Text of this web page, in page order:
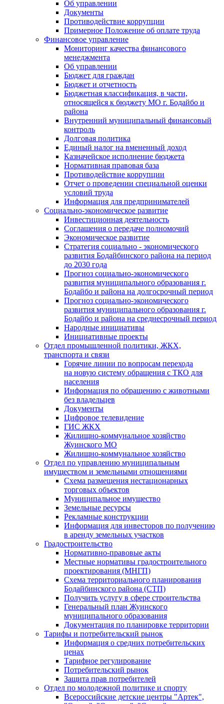
Об управлении
Документы
Противодействие коррупции
Примерное Положение об оплате труда
Финансовое управление
Мониторинг качества финансового
менеджмента
Об управлении
Бюджет для граждан
Бюджет и отчетность
Бюджетная классификация, в части,
относящейся к бюджету МО г. Бодайбо и
района
Внутренний муниципальный финансовый
контроль
Долговая политика
Единый налог на вмененный доход
Казначейское исполнение бюджета
Нормативная правовая база
Противодействие коррупции
Отчет о проведении специальной оценки
условий труда
Информация для предпринимателей
Социально-экономическое развитие
Инвестиционная деятельность
Соглашения о передаче полномочий
Экономическое развитие
Стратегия социально - экономического
развития Бодайбинского района на период
до 2030 года
Прогноз социально-экономического
развития муниципального образования г.
Бодайбо и района на долгосрочный период
Прогноз социально-экономического
развития муниципального образования г.
Бодайбо и района на среднесрочный период
Народные инициативы
Инициативные проекты
Отдел промышленной политики, ЖКХ,
транспорта и связи
Горячие линии по вопросам перехода
на новую систему обращения с ТКО для
населения
Информация по обращению с животными
без владельцев
Документы
Цифровое телевидение
ГИС ЖКХ
Жилищно-коммунальное хозяйство
Жуинского МО
Жилищно-коммунальное хозяйство
Отдел по управлению муниципальным
имуществом и земельными отношениями
Схема размещения нестационарных
торговых объектов
Муниципальное имущество
Земельные ресурсы
Рекламные конструкции
Информация для инвесторов по получению
в аренду земельных участков
Градостроительство
Нормативно-правовые акты
Местные нормативы градостроительного
проектирования (МНГП)
Схема территориального планирования
Бодайбинского района (СТП)
Получить услугу в сфере строительства
Генеральный план Жуинского
муниципального образования
Документация по планировке территории
Тарифы и потребительский рынок
Информация о средних потребительских
ценах
Тарифное регулирование
Потребительский рынок
Защита прав потребителей
Отдел по молодежной политике и спорту
Всероссийские детские центры "Артек",